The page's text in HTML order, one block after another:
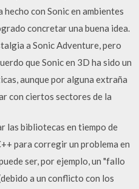
hecho con Sonic en ambientes
concretar una buena idea.
a Sonic Adventure, pero
que Sonic en 3D ha sido un
aunque por alguna extraña
con ciertos sectores de la
las bibliotecas en tiempo de
para corregir un problema en
ser, por ejemplo, un "fallo
a un conflicto con los